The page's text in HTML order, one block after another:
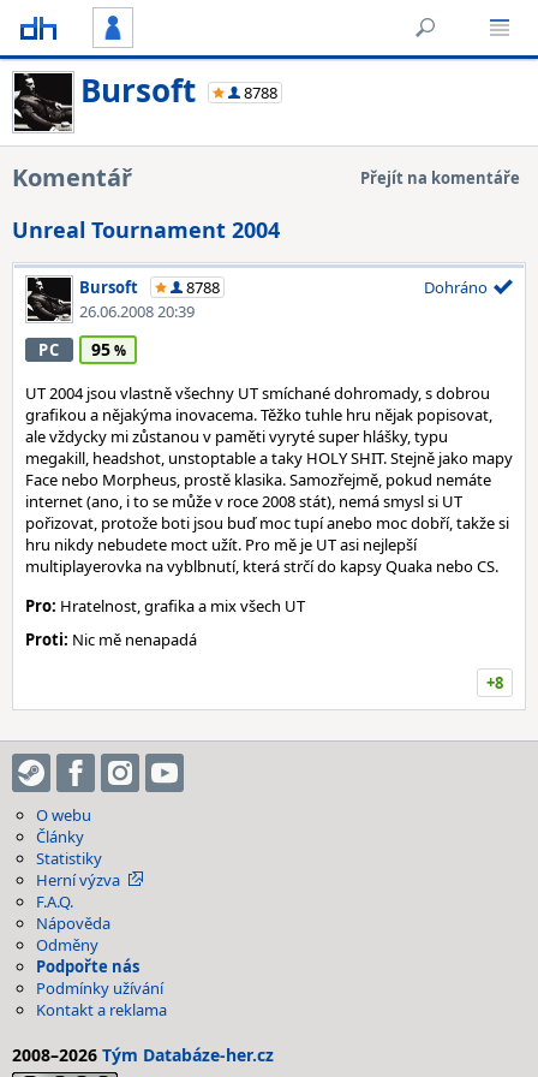
Bursoft 8788
Komentář Přejít na komentáře
Unreal Tournament 2004
Bursoft
8788
26.06.2008 20:39
Dohráno
PC 95
UT 2004 jsou vlastně všechny UT smíchané dohromady, s dobrou
grafikou a nějakýma inovacema. Těžko tuhle hru nějak popisovat,
ale vždycky mi zůstanou v paměti vyryté super hlášky, typu
megakill, headshot, unstoptable a taky HOLY SHIT. Stejně jako mapy
Face nebo Morpheus, prostě klasika. Samozřejmě, pokud nemáte
internet (ano, i to se může v roce 2008 stát), nemá smysl si UT
pořizovat, protože boti jsou buď moc tupí anebo moc dobří, takže si
hru nikdy nebudete moct užít. Pro mě je UT asi nejlepší
multiplayerovka na vyblbnutí, která strčí do kapsy Quaka nebo CS.
Pro: Hratelnost, grafika a mix všech UT
Proti: Nic mě nenapadá
+8
O webu
Články
Statistiky
Herní výzva
F.A.Q.
Nápověda
Odměny
Podpořte nás
Podmínky užívání
Kontakt a reklama
2008–2026 Tým Databáze-her.cz